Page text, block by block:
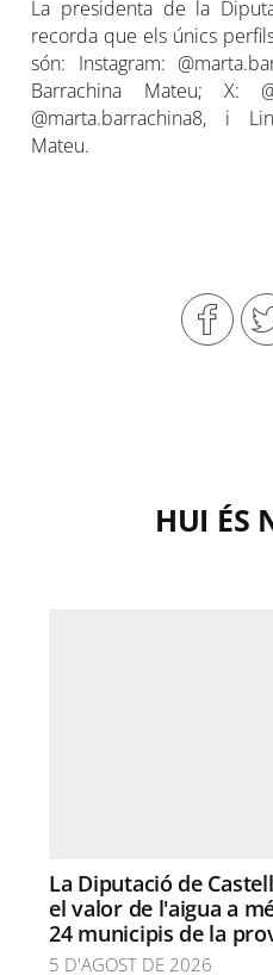
La presidenta de la
recorda que els únics
són: Instagram:
Barrachina Mateu; X:
@marta.barrachina8, i
Mateu.
HUI ÉS
La Diputació de
el valor de l'aigua a
24 municipis de la
5 D'AGOST DE 2026